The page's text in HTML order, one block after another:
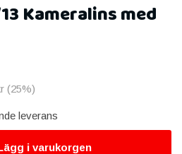
Kameralins med
(25%)
leverans
i varukorgen